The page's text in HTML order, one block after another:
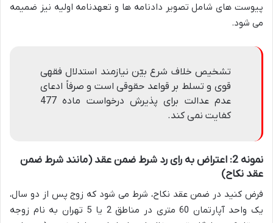
پیوست های شامل تصویر دادنامه ها و تعهدنامه اولیه نیز ضمیمه
می شود.
تشخیص خلاف شرع بیّن نیازمند استدلال فقهی
قوی و تسلط بر قواعد حقوقی است و صرفاً ادعای
عدم عدالت برای پذیرش درخواست ماده 477
کفایت نمی کند.
نمونه 2: اعتراض به رای رد شرط ضمن عقد (مانند شرط ضمن
عقد نکاح)
فرض کنید در ضمن عقد نکاح، شرط می شود که زوج پس از دو سال،
یک واحد آپارتمان 60 متری در مناطق 2 یا 5 تهران به نام زوجه